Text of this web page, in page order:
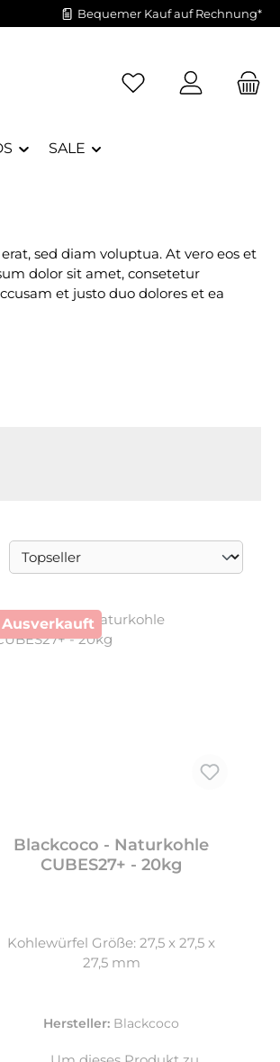
Bequemer Kauf auf Rechnung*
Du hast 0 Produkte
SALE
sed diam voluptua. At vero eos et
dolor sit amet, consetetur
et justo duo dolores et ea
Ausverkauft
Blackcoco - Naturkohle
CUBES27+ - 20kg
Kohlewürfel Größe: 27,5 x 27,5 x
27,5 mm
Hersteller: Blackcoco